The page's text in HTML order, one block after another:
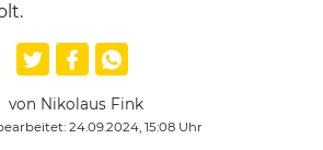
von Nikolaus Fink
24.09.2024, 15:08 Uhr